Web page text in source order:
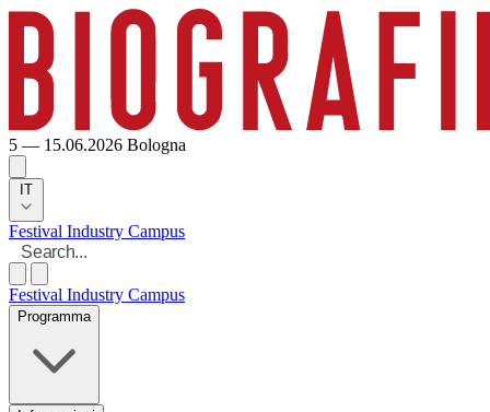
5 — 15.06.2026 Bologna
IT
Festival Industry Campus
Festival Industry Campus
Programma